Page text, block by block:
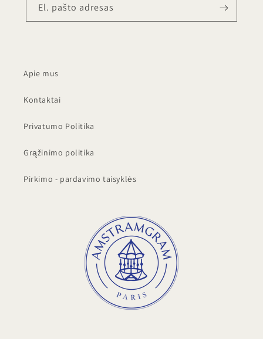
El. pašto adresas
Apie mus
Kontaktai
Privatumo Politika
Grąžinimo politika
Pirkimo - pardavimo taisyklės